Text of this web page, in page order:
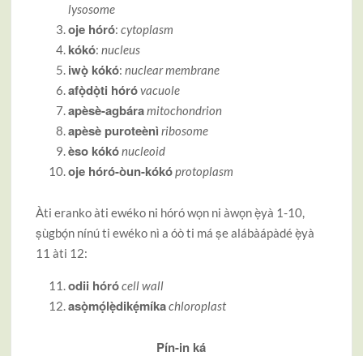
lysosome
oje hóró:cytoplasm
kókó:nucleus
iwọ̀ kókó:nuclear membrane
afọ̀dọ̀ti hóróvacuole
apèsè-agbáramitochondrion
apèsè puroteènì ribosome
èso kókónucleoid
oje hóró-òun-kókóprotoplasm
Àti eranko àti ewéko ni hóró wọn ni àwọn ẹ̀yà 1-10,
ṣùgbọ́n nínú ti ewéko nì a óò ti má ṣe alábàápàdé ẹ̀yà
11 àti 12:
odii hórócell wall
asọ̀mọ́lẹ̀dikẹ́míkachloroplast
Pín-in ká